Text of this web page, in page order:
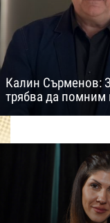
Калин Сърменов:
трябва да помним